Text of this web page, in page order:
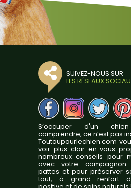
SUIVEZ-NOUS SUR
LES RÉSEAUX
S’occuper d'un
comprendre, ce n’est pas
Toutoupourlechien.com
voir plus clair en vous
nombreux conseils pour
avec votre
pattes et pour préserver
tout, à grand renfort